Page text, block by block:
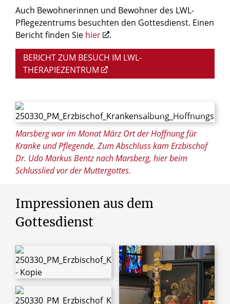
© Maria Aßhauer / Erzbistum Paderborn
Marsberg war im Monat März Ort der Hoffnung für
Kranke und Pflegende. Zum Abschluss kam Erzbischof
Dr. Udo Markus Bentz nach Marsberg, hier beim
Schlusslied vor der Muttergottes.
Auch Bewohnerinnen und Bewohner des LWL-
Pflegezentrums besuchten den Gottesdienst. Einen
Bericht finden Sie hier
.
BERICHT ZUM BESUCH IM LWL-
THERAPIEZENTRUM
Impressionen aus dem
Gottesdienst
© Maria Aßhauer / Erzbistum Paderborn